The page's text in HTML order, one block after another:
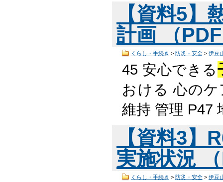
【資料5】
計画 （
くらし・手続き > 防災・安全> 伊豆
45 安心できる
おける 心の
維持 管理 P47
【資料3】
実施状況
くらし・手続き > 防災・安全> 伊豆